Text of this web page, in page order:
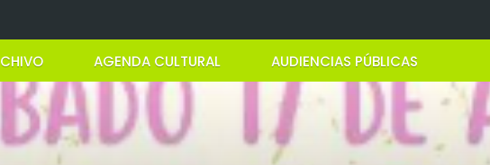
AGENDA CULTURAL AUDIENCIAS PÚBLICAS